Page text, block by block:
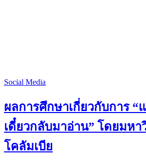
Social Media
ผลการศึกษาเกี่ยวกับการ “
เดี๋ยวกลับมาอ่าน” โดยมหา
โคลัมเบีย